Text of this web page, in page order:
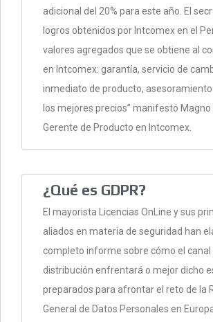
adicional del 20% para este año. El
logros obtenidos por Intcomex en el
valores agregados que se obtiene al
en Intcomex: garantía, servicio de
inmediato de producto,
los mejores precios” manifestó Magno
Gerente de Producto en Intcomex.
¿Qué es GDPR?
El mayorista Licencias OnLine y sus
aliados en materia de seguridad han
completo informe sobre cómo el canal
distribución enfrentará o mejor dicho
preparados para afrontar el reto de la
General de Datos Personales en